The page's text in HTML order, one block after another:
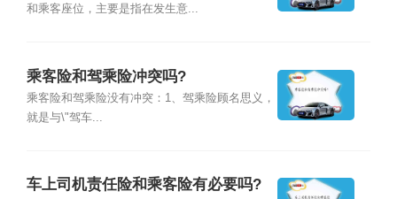
和乘客座位，主要是指在发生意...
乘客险和驾乘险冲突吗?
乘客险和驾乘险没有冲突：1、驾乘险顾名思义，
就是与\"驾车...
车上司机责任险和乘客险有必要吗?